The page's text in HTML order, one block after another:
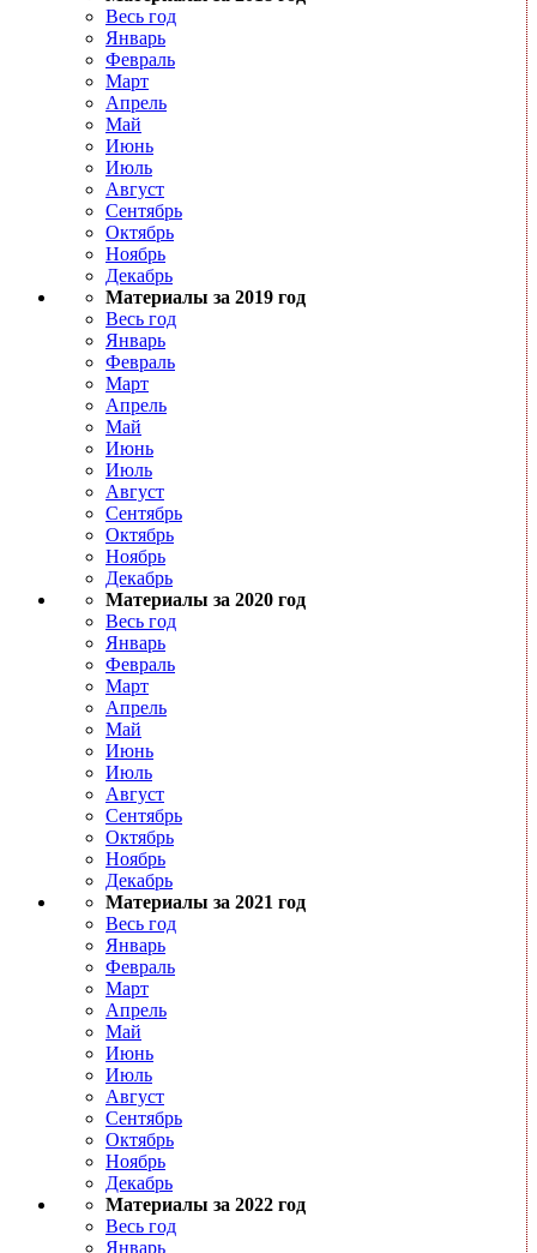
Весь год
Январь
Февраль
Март
Апрель
Май
Июнь
Июль
Август
Сентябрь
Октябрь
Ноябрь
Декабрь
Материалы за 2019 год
Весь год
Январь
Февраль
Март
Апрель
Май
Июнь
Июль
Август
Сентябрь
Октябрь
Ноябрь
Декабрь
Материалы за 2020 год
Весь год
Январь
Февраль
Март
Апрель
Май
Июнь
Июль
Август
Сентябрь
Октябрь
Ноябрь
Декабрь
Материалы за 2021 год
Весь год
Январь
Февраль
Март
Апрель
Май
Июнь
Июль
Август
Сентябрь
Октябрь
Ноябрь
Декабрь
Материалы за 2022 год
Весь год
Январь